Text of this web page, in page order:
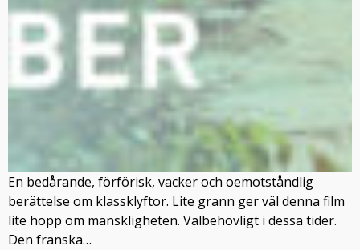
En bedårande, förförisk, vacker och oemotståndlig
berättelse om klassklyftor. Lite grann ger väl denna film
lite hopp om mänskligheten. Välbehövligt i dessa tider.
Den franska…